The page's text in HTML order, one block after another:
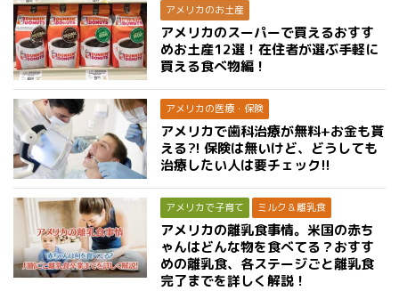
アメリカのお土産
アメリカのスーパーで買えるおすす
めお土産12選！在住者が選ぶ手軽に
買える食べ物編！
アメリカの医療・保険
アメリカで歯科治療が無料+お金も貰
える?! 保険は無いけど、どうしても
治療したい人は要チェック!!
アメリカで子育て ミルク＆離乳食
アメリカの離乳食事情。米国の赤ち
ゃんはどんな物を食べてる？おすす
めの離乳食、各ステージごと離乳食
完了までを詳しく解説！